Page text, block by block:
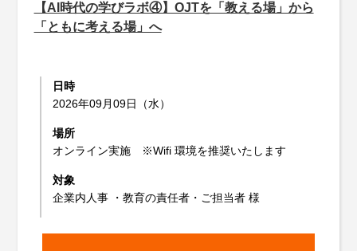
【AI時代の学びラボ④】OJTを「教える場」から
「ともに考える場」へ
日時
2026年09月09日（水）
場所
オンライン実施 ※Wifi 環境を推奨いたします
対象
企業内人事 ・教育の責任者・ご担当者 様